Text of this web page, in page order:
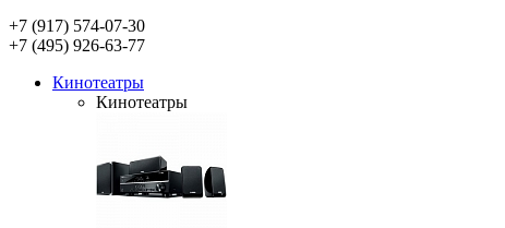
+7 (917) 574-07-30
+7 (495) 926-63-77
Кинотеатры
Кинотеатры